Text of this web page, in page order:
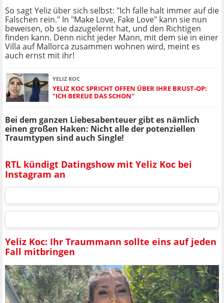
So sagt Yeliz über sich selbst: "Ich falle halt immer auf die
Falschen rein." In "Make Love, Fake Love" kann sie nun
beweisen, ob sie dazugelernt hat, und den Richtigen
finden kann. Denn nicht jeder Mann, mit dem sie in einer
Villa auf Mallorca zusammen wohnen wird, meint es
auch ernst mit ihr!
YELIZ KOC
YELIZ KOC SPRICHT OFFEN ÜBER IHRE BRUST-OP:
"ICH BEREUE DAS SCHON"
Bei dem ganzen Liebesabenteuer gibt es nämlich
einen großen Haken: Nicht alle der potenziellen
Traumtypen sind auch Single!
RTL kündigt Datingshow mit Yeliz Koc bei
Instagram an
Yeliz Koc: Ihr Traummann sollte eins auf jeden
Fall mitbringen